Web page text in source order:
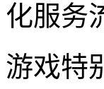
化服务
游戏特